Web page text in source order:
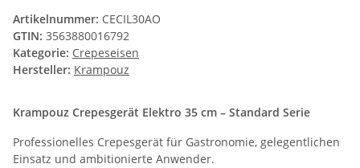
Artikelnummer: CECIL30AO
GTIN: 3563880016792
Kategorie: Crepeseisen
Hersteller: Krampouz
Krampouz Crepesgerät Elektro 35 cm – Standard Serie
Professionelles Crepesgerät für Gastronomie, gelegentlichen
Einsatz und ambitionierte Anwender.